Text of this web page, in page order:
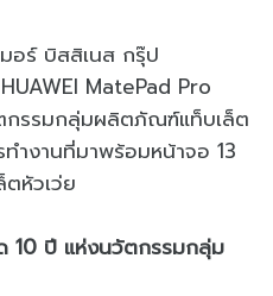
อร์ บิสสิเนส กรุ๊ป
MatePad Pro
กรรมกลุ่มผลิตภัณฑ์แท็บเล็ต
ำงานที่มาพร้อมหน้าจอ 13
ตหัวเว่ย
10 ปี แห่งนวัตกรรมกลุ่ม